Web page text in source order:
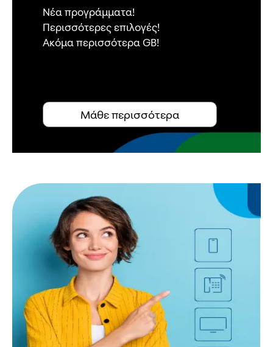
Νέα προγράμματα!
Περισσότερες επιλογές!
Ακόμα περισσότερα GB!
Μάθε περισσότερα